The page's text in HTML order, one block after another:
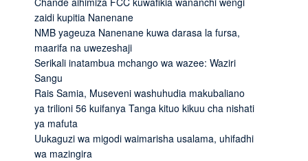
zaidi kupitia Nanenane
NMB yageuza Nanenane kuwa darasa la fursa,
maarifa na uwezeshaji
Serikali inatambua mchango wa wazee: Waziri
Sangu
Rais Samia, Museveni washuhudia makubaliano
ya trilioni 56 kuifanya Tanga kituo kikuu cha nishati
ya mafuta
Uukaguzi wa migodi waimarisha usalama, uhifadhi
wa mazingira